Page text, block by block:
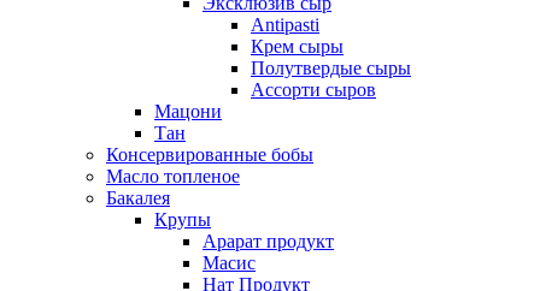
Antipasti
Крем сыры
Полутвердые сыры
Ассорти сыров
Мацони
Тан
Консервированные бобы
Масло топленое
Бакалея
Крупы
Арарат продукт
Масис
Нат Продукт